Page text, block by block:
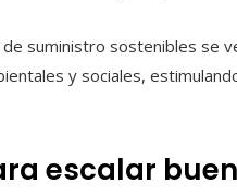
de suministro sostenibles se
y sociales,
escalar